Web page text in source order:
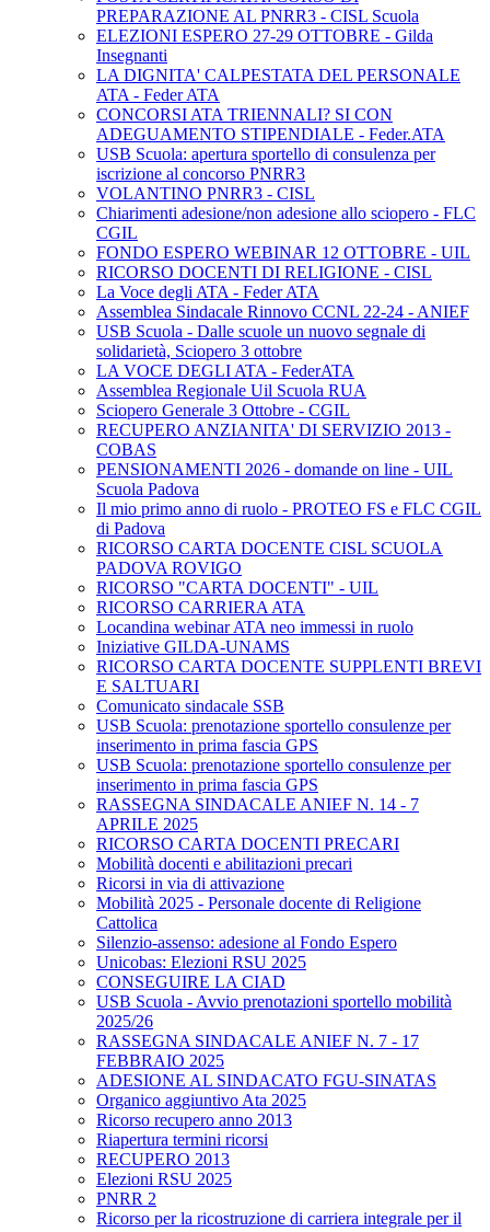
PREPARAZIONE AL PNRR3 - CISL Scuola
ELEZIONI ESPERO 27-29 OTTOBRE - Gilda
Insegnanti
LA DIGNITA' CALPESTATA DEL PERSONALE
ATA - Feder ATA
CONCORSI ATA TRIENNALI? SI CON
ADEGUAMENTO STIPENDIALE - Feder.ATA
USB Scuola: apertura sportello di consulenza per
iscrizione al concorso PNRR3
VOLANTINO PNRR3 - CISL
Chiarimenti adesione/non adesione allo sciopero - FLC
CGIL
FONDO ESPERO WEBINAR 12 OTTOBRE - UIL
RICORSO DOCENTI DI RELIGIONE - CISL
La Voce degli ATA - Feder ATA
Assemblea Sindacale Rinnovo CCNL 22-24 - ANIEF
USB Scuola - Dalle scuole un nuovo segnale di
solidarietà, Sciopero 3 ottobre
LA VOCE DEGLI ATA - FederATA
Assemblea Regionale Uil Scuola RUA
Sciopero Generale 3 Ottobre - CGIL
RECUPERO ANZIANITA' DI SERVIZIO 2013 -
COBAS
PENSIONAMENTI 2026 - domande on line - UIL
Scuola Padova
Il mio primo anno di ruolo - PROTEO FS e FLC CGIL
di Padova
RICORSO CARTA DOCENTE CISL SCUOLA
PADOVA ROVIGO
RICORSO "CARTA DOCENTI" - UIL
RICORSO CARRIERA ATA
Locandina webinar ATA neo immessi in ruolo
Iniziative GILDA-UNAMS
RICORSO CARTA DOCENTE SUPPLENTI BREVI
E SALTUARI
Comunicato sindacale SSB
USB Scuola: prenotazione sportello consulenze per
inserimento in prima fascia GPS
USB Scuola: prenotazione sportello consulenze per
inserimento in prima fascia GPS
RASSEGNA SINDACALE ANIEF N. 14 - 7
APRILE 2025
RICORSO CARTA DOCENTI PRECARI
Mobilità docenti e abilitazioni precari
Ricorsi in via di attivazione
Mobilità 2025 - Personale docente di Religione
Cattolica
Silenzio-assenso: adesione al Fondo Espero
Unicobas: Elezioni RSU 2025
CONSEGUIRE LA CIAD
USB Scuola - Avvio prenotazioni sportello mobilità
2025/26
RASSEGNA SINDACALE ANIEF N. 7 - 17
FEBBRAIO 2025
ADESIONE AL SINDACATO FGU-SINATAS
Organico aggiuntivo Ata 2025
Ricorso recupero anno 2013
Riapertura termini ricorsi
RECUPERO 2013
Elezioni RSU 2025
PNRR 2
Ricorso per la ricostruzione di carriera integrale per il